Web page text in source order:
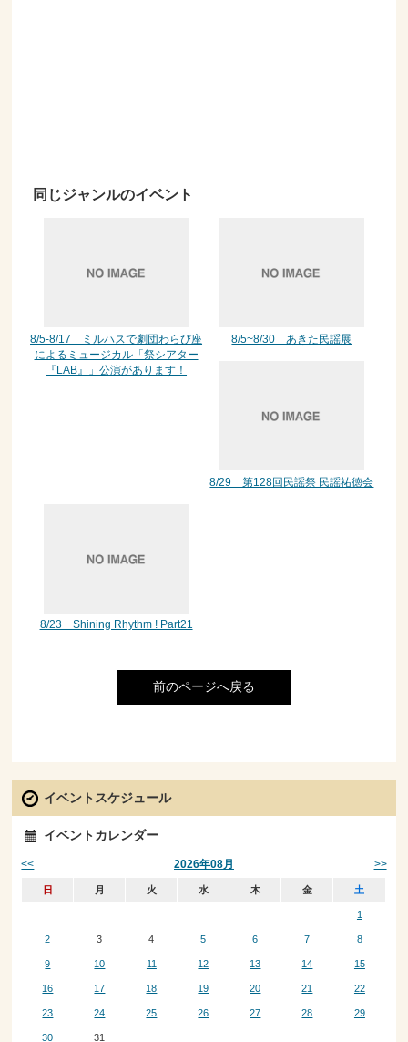
同じジャンルのイベント
8/5-8/17 ミルハスで劇団わらび座
によるミュージカル「祭シアター
『LAB』」公演があります！
8/5~8/30 あきた民謡展
8/29 第128回民謡祭 民謡祐徳会
8/23 Shining Rhythm ! Part21
前のページへ戻る
イベントスケジュール
イベントカレンダー
2026年08月
<< >>
日 月 火 水 木 金 土
1
2 3 4 5 6 7 8
9 10 11 12 13 14 15
16 17 18 19 20 21 22
23 24 25 26 27 28 29
30 31